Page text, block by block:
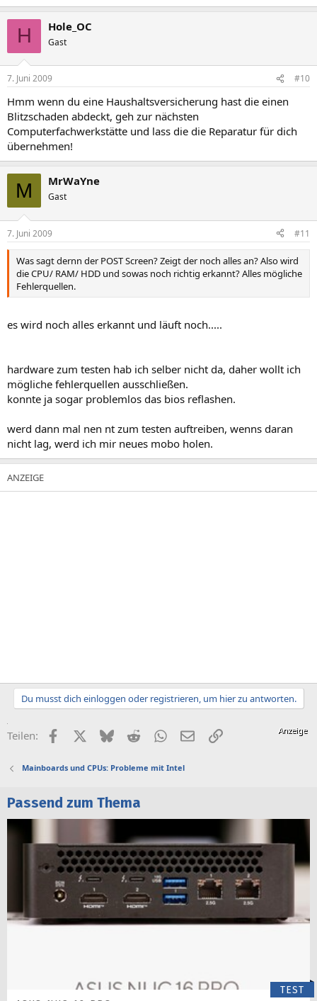
H Hole_OC
Gast
7. Juni 2009 #10
Hmm wenn du eine Haushaltsversicherung hast die einen
Blitzschaden abdeckt, geh zur nächsten
Computerfachwerkstätte und lass die die Reparatur für dich
übernehmen!
M MrWaYne
Gast
7. Juni 2009 #11
Was sagt dernn der POST Screen? Zeigt der noch alles an? Also wird
die CPU/ RAM/ HDD und sowas noch richtig erkannt? Alles mögliche
Fehlerquellen.
es wird noch alles erkannt und läuft noch.....
hardware zum testen hab ich selber nicht da, daher wollt ich
mögliche fehlerquellen ausschließen.
konnte ja sogar problemlos das bios reflashen.
werd dann mal nen nt zum testen auftreiben, wenns daran
nicht lag, werd ich mir neues mobo holen.
Du musst dich einloggen oder registrieren, um hier zu antworten.
Teilen: FacebookX (Twitter)
BlueskyRedditWhatsApp
E-MailLink
Mainboards und CPUs: Probleme mit Intel
Passend zum Thema
TEST